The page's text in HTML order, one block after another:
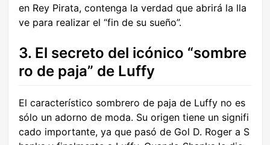
en Rey Pirata, contenga la verdad que abrirá la lla
ve para realizar el “fin de su sueño”.
3. El secreto del icónico “sombre
ro de paja” de Luffy
El característico sombrero de paja de Luffy no es
sólo un adorno de moda. Su origen tiene un signifi
cado importante, ya que pasó de Gol D. Roger a S